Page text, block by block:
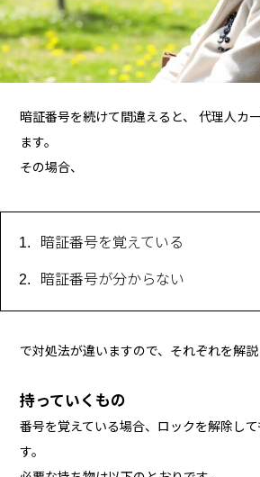
暗証番号を続けて間違えると、 代理人カ
ます。
その場合、
暗証番号を覚えている
暗証番号が分からない
で対処法が違いますので、それぞれを解説
持っていくもの
番号を覚えている場合、ロックを解除し
す。